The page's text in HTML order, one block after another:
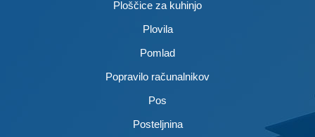
Ploščice za kuhinjo
Plovila
Pomlad
Popravilo računalnikov
Pos
Posteljnina